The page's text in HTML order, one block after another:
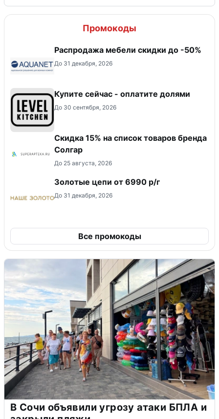
Промокоды
Распродажа мебели скидки до -50%
До 31 декабря, 2026
Купите сейчас - оплатите долями
До 30 сентября, 2026
Скидка 15% на список товаров бренда
Солгар
До 25 августа, 2026
Золотые цепи от 6990 р/г
До 31 декабря, 2026
Все промокоды
В Сочи объявили угрозу атаки БПЛА и